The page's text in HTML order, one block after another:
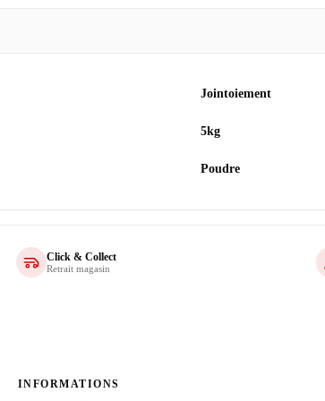
Jointoiement
5kg
Poudre
Click & Collect
Retrait magasin
INFORMATIONS